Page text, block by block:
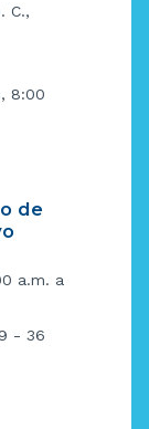
C.,
8:00
de
a.m. a
- 36